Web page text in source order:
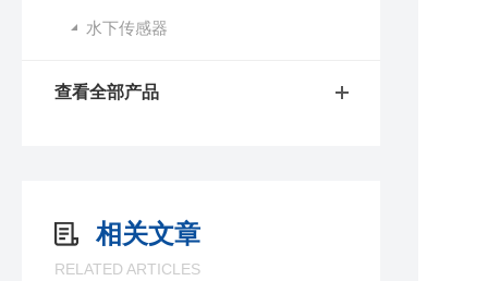
水下传感器
查看全部产品
相关文章
RELATED ARTICLES